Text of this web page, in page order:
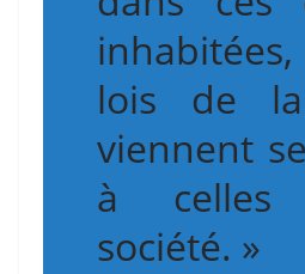
lois de
viennent
à
société. »